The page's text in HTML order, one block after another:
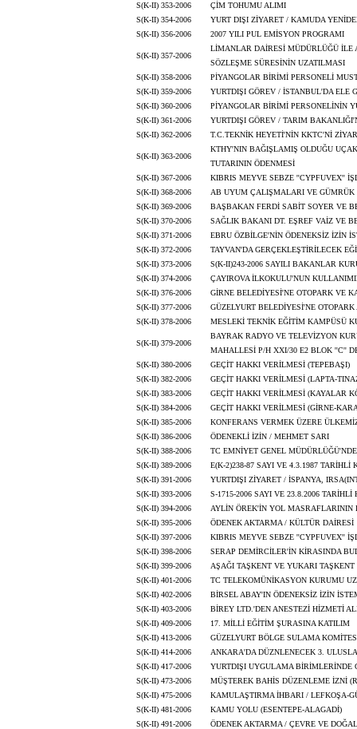
S(K-II) 353-2006
ÇİM TOHUMU ALIMI
S(K-II) 354-2006
YURT DIŞI ZİYARET / KAMUDA
S(K-II) 356-2006
2007 YILI PUL EMİSYON PROGRAMI
S(K-II) 357-2006
LİMANLAR DAİRESİ MÜDÜRLÜĞÜ İLE
SÖZLEŞME SÜRESİNİN UZATILMASI
S(K-II) 358-2006
PİYANGOLAR BİRİMİ PERSONELİ
S(K-II) 359-2006
YURTDIŞI GÖREV / İSTANBUL'DA
S(K-II) 360-2006
PİYANGOLAR BİRİMİ PERSONELİNİN
S(K-II) 361-2006
YURTDIŞI GÖREV / TARIM
S(K-II) 362-2006
T.C.TEKNİK HEYETİ'NİN KKTC'Nİ
S(K-II) 363-2006
KTHY'NIN BAĞIŞLAMIŞ OLDUĞU
TUTARININ ÖDENMESİ
S(K-II) 367-2006
KIBRIS MEYVE SEBZE ''CYPFUVEX''
S(K-II) 368-2006
AB UYUM ÇALIŞMALARI VE GÜMRÜK
S(K-II) 369-2006
BAŞBAKAN FERDİ SABİT SOYER VE
S(K-II) 370-2006
SAĞLIK BAKANI DT. EŞREF VAİZ VE
S(K-II) 371-2006
EBRU ÖZBİLGE'NİN ÖDENEKSİZ İZİN
S(K-II) 372-2006
TAYVAN'DA GERÇEKLEŞTİRİLECEK
S(K-II) 373-2006
S(K-II)243-2006 SAYILI BAKANLAR
S(K-II) 374-2006
ÇAYIROVA İLKOKULU'NUN
S(K-II) 376-2006
GİRNE BELEDİYESİ'NE OTOPARK VE
S(K-II) 377-2006
GÜZELYURT BELEDİYESİ'NE
S(K-II) 378-2006
MESLEKİ TEKNİK EĞİTİM KAMPÜSÜ
S(K-II) 379-2006
BAYRAK RADYO VE TELEVİZYON
MAHALLESİ P/H XXI/30 E2 BLOK ''C''
S(K-II) 380-2006
GEÇİT HAKKI VERİLMESİ (TEPEBAŞI)
S(K-II) 382-2006
GEÇİT HAKKI VERİLMESİ (LAPTA-
S(K-II) 383-2006
GEÇİT HAKKI VERİLMESİ (KAYALAR
S(K-II) 384-2006
GEÇİT HAKKI VERİLMESİ (GİRNE-
S(K-II) 385-2006
KONFERANS VERMEK ÜZERE
S(K-II) 386-2006
ÖDENEKLİ İZİN / MEHMET SARI
S(K-II) 388-2006
TC EMNİYET GENEL
S(K-II) 389-2006
E(K-2)238-87 SAYI VE 4.3.1987
S(K-II) 391-2006
YURTDIŞI ZİYARET / İSPANYA,
S(K-II) 393-2006
S-1715-2006 SAYI VE 23.8.2006
S(K-II) 394-2006
AYLİN ÖREK'İN YOL MASRAFLARININ
S(K-II) 395-2006
ÖDENEK AKTARMA / KÜLTÜR DAİRESİ
S(K-II) 397-2006
KIBRIS MEYVE SEBZE ''CYPFUVEX''
S(K-II) 398-2006
SERAP DEMİRCİLER'İN KİRASINDA
S(K-II) 399-2006
AŞAĞI TAŞKENT VE YUKARI
S(K-II) 401-2006
TC TELEKOMÜNİKASYON KURUMU
S(K-II) 402-2006
BİRSEL ABAY'IN ÖDENEKSİZ İZİN
S(K-II) 403-2006
BİREY LTD.'DEN ANESTEZİ HİZMETİ
S(K-II) 409-2006
17. MİLLİ EĞİTİM ŞURASINA KATILIM
S(K-II) 413-2006
GÜZELYURT BÖLGE SULAMA
S(K-II) 414-2006
ANKARA'DA DÜZNLENECEK 3.
S(K-II) 417-2006
YURTDIŞI UYGULAMA BİRİMLERİNDE
S(K-II) 473-2006
MÜŞTEREK BAHİS DÜZENLEME İZNİ
S(K-II) 475-2006
KAMULAŞTIRMA İHBARI / LEFKOŞA-
S(K-II) 481-2006
KAMU YOLU (ESENTEPE-ALAGADİ)
S(K-II) 491-2006
ÖDENEK AKTARMA / ÇEVRE VE